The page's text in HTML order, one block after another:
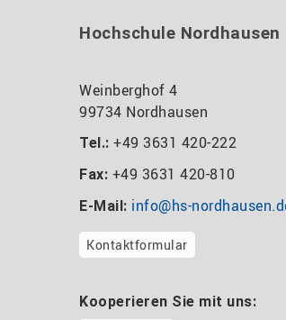
Hochschule Nordhausen
Weinberghof 4
99734 Nordhausen
Tel.: +49 3631 420-222
Fax: +49 3631 420-810
E-Mail: info@hs-
Kontaktformular
Kooperieren Sie mit uns: